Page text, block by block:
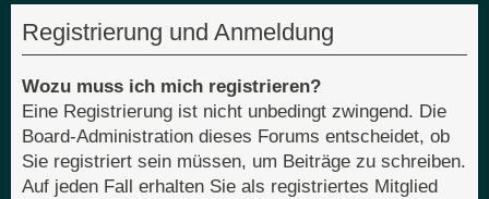
Registrierung und Anmeldung
Wozu muss ich mich registrieren?
Eine Registrierung ist nicht unbedingt zwingend. Die
Board-Administration dieses Forums entscheidet, ob
Sie registriert sein müssen, um Beiträge zu schreiben.
Auf jeden Fall erhalten Sie als registriertes Mitglied